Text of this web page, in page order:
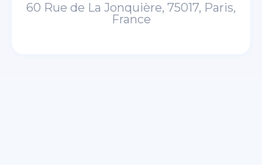
60 Rue de La Jonquière, 75017, Paris,
France